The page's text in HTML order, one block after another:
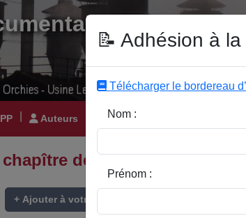
SHPP
Auteurs Editeurs
de la cathédrale de
+ Ajouter à votre liste
📝 Adhésion à
Télécharger le bordereau
Nom :
Prénom :